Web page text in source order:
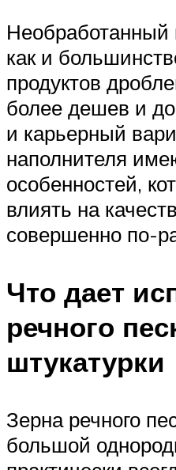
Необработанный
как и
продуктов
более дешев и
и карьерный
наполнителя
особенностей,
влиять на
совершенно по-
Что дает
речного
штукатурки
Зерна речного
большой